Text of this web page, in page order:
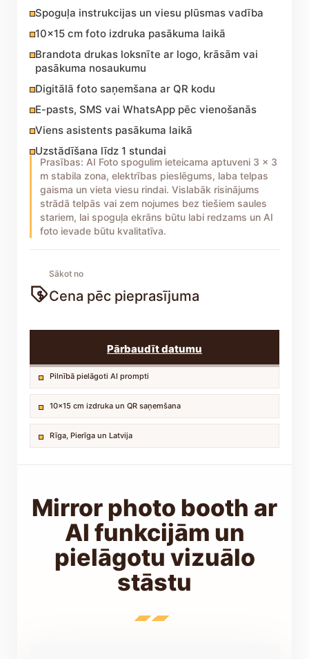
Spoguļa instrukcijas un viesu plūsmas vadība
10x15 cm foto izdruka pasākuma laikā
Brandota drukas loksnīte ar logo, krāsām vai
pasākuma nosaukumu
Digitālā foto saņemšana ar QR kodu
E-pasts, SMS vai WhatsApp pēc vienošanās
Viens asistents pasākuma laikā
Uzstādīšana līdz 1 stundai
Prasības: AI Foto spogulim ieteicama aptuveni 3 x 3
m stabila zona, elektrības pieslēgums, laba telpas
gaisma un vieta viesu rindai. Vislabāk risinājums
strādā telpās vai zem nojumes bez tiešiem saules
stariem, lai spoguļa ekrāns būtu labi redzams un AI
foto ievade būtu kvalitatīva.
Sākot no
Cena pēc pieprasījuma
Pārbaudīt datumu
Pilnībā pielāgoti AI prompti
10x15 cm izdruka un QR saņemšana
Rīga, Pierīga un Latvija
Mirror photo booth ar
AI funkcijām un
pielāgotu vizuālo
stāstu